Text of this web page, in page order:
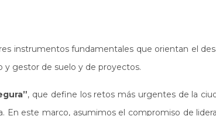
instrumentos fundamentales que orientan el
gestor de suelo y de proyectos.
, que define los retos más urgentes de la
este marco, asumimos el compromiso de